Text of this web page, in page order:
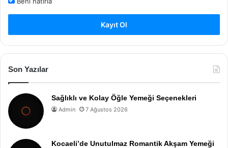
Kayıt Ol
Son Yazılar
Sağlıklı ve Kolay Öğle Yemeği Seçenekleri
Admin 7 Ağustos 2026
Kocaeli’de Unutulmaz Romantik Akşam Yemeği